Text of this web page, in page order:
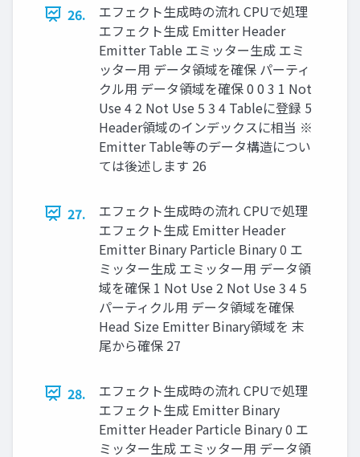
26.
エフェクト生成時の流れ CPUで処理
エフェクト生成 Emitter Header
Emitter Table エミッター生成 エミ
ッター用 データ領域を確保 パーティ
クル用 データ領域を確保 0 0 3 1 Not
Use 4 2 Not Use 5 3 4 Tableに登録 5
Header領域のインデックスに相当 ※
Emitter Table等のデータ構造につい
ては後述します 26
27.
エフェクト生成時の流れ CPUで処理
エフェクト生成 Emitter Header
Emitter Binary Particle Binary 0 エ
ミッター生成 エミッター用 データ領
域を確保 1 Not Use 2 Not Use 3 4 5
パーティクル用 データ領域を確保
Head Size Emitter Binary領域を 末
尾から確保 27
28.
エフェクト生成時の流れ CPUで処理
エフェクト生成 Emitter Binary
Emitter Header Particle Binary 0 エ
ミッター生成 エミッター用 データ領